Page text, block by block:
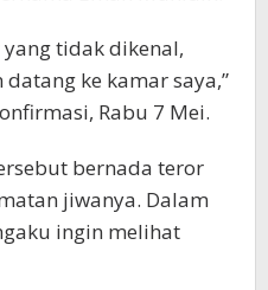
yang tidak dikenal,
ke kamar saya,”
Rabu 7 Mei.
bernada teror
jiwanya. Dalam
ingin melihat